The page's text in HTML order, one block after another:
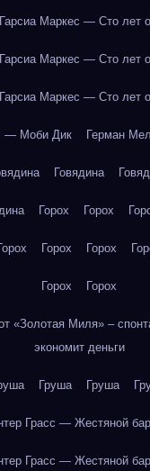
Маркес — Сто лет
Маркес — Сто лет
Маркес — Сто лет
— Моби Дик Герман
Говядина
Горох Горох
Горох Горох
Горох Горох
«Золотая Миля» –
экономит деньги
Груша Груша
Грасс — Жестяной
Грасс — Жестяной